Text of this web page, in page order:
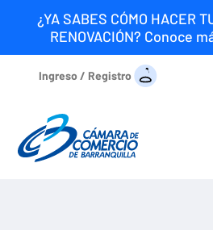
¿YA SABES CÓMO HACER
RENOVACIÓN? Conoce
Ingreso / Registro